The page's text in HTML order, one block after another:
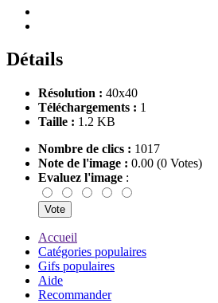
Détails
Résolution : 40x40
Téléchargements : 1
Taille : 1.2 KB
Nombre de clics : 1017
Note de l'image : 0.00 (0 Votes)
Evaluez l'image :
Accueil
Catégories populaires
Gifs populaires
Aide
Recommander